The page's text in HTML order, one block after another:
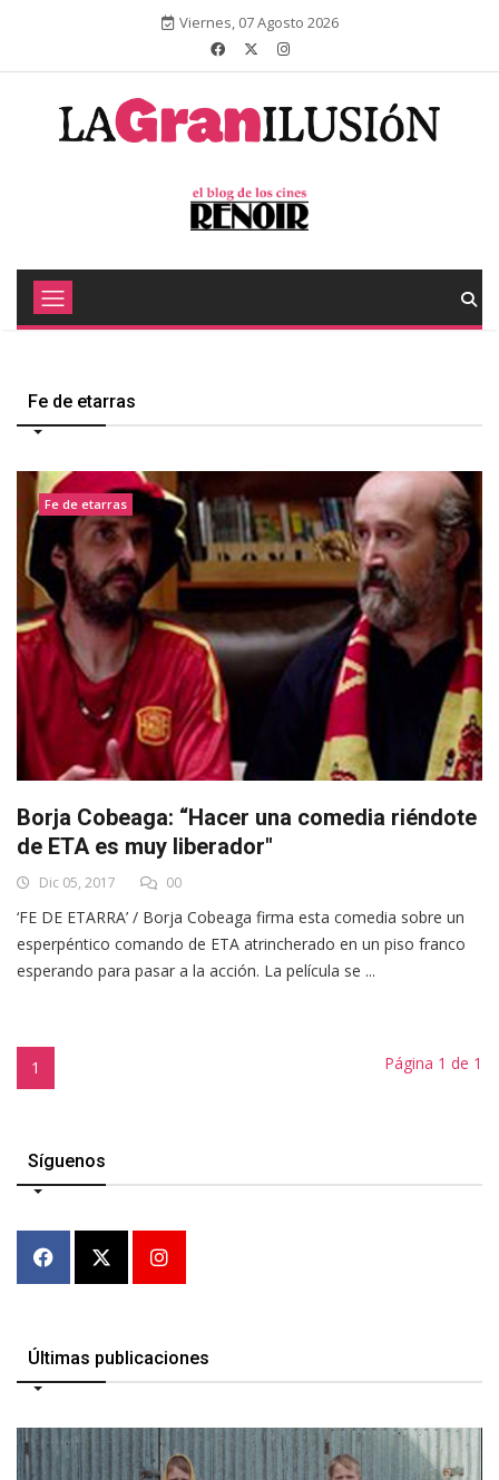
Viernes, 07 Agosto 2026
Fe de etarras
Fe de etarras
Borja Cobeaga: “Hacer una comedia riéndote
de ETA es muy liberador"
Dic 05, 2017 00
‘FE DE ETARRA’ / Borja Cobeaga firma esta comedia sobre un
esperpéntico comando de ETA atrincherado en un piso franco
esperando para pasar a la acción. La película se ...
1 Página 1 de 1
Síguenos
Últimas publicaciones